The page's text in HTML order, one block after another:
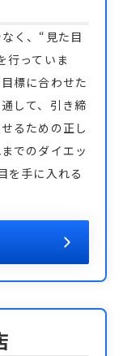
く、“見た目
行っていま
標に合わせた
して、引き締
るための正し
でのダイエッ
を手に入れる